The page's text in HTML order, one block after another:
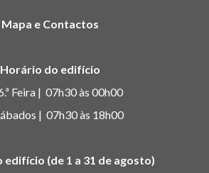
Mapa e Contactos
Horário do edifício
Feira | 07h30 às 00h00
| 07h30 às 18h00
(de 1 a 31 de agosto)